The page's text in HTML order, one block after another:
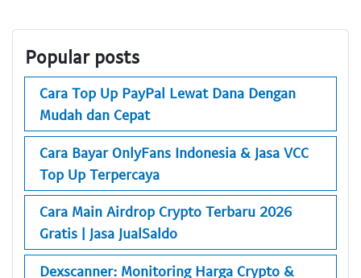
Popular posts
Cara Top Up PayPal Lewat Dana Dengan
Mudah dan Cepat
Cara Bayar OnlyFans Indonesia & Jasa VCC
Top Up Terpercaya
Cara Main Airdrop Crypto Terbaru 2026
Gratis | Jasa JualSaldo
Dexscanner: Monitoring Harga Crypto &